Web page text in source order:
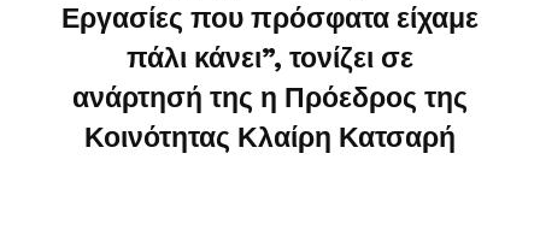
Εργασίες που πρόσφατα είχαμε
πάλι κάνει”, τονίζει σε
ανάρτησή της η Πρόεδρος της
Κοινότητας Κλαίρη Κατσαρή